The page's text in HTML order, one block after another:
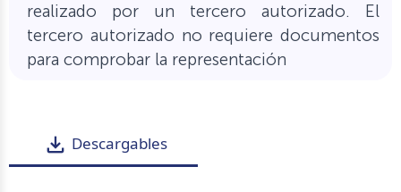
realizado por un tercero autorizado. El
tercero autorizado no requiere documentos
para comprobar la representación
file_download Descargables